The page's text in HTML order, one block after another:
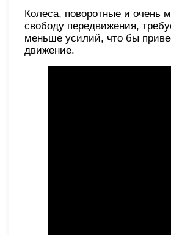
Колеса, поворотные и очень
свободу передвижения,
меньше усилий, что бы
движение.